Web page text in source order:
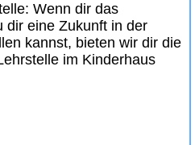
Wenn dir das
dir eine Zukunft in der
kannst, bieten wir dir die
im Kinderhaus